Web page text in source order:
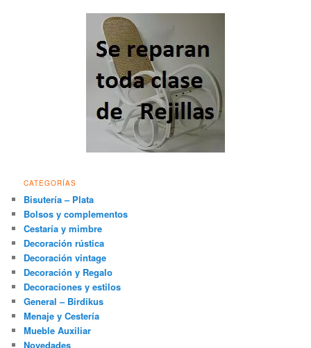
CATEGORÍAS
Bisutería – Plata
Bolsos y complementos
Cestaría y mimbre
Decoración rústica
Decoración vintage
Decoración y Regalo
Decoraciones y estilos
General – Birdikus
Menaje y Cestería
Mueble Auxiliar
Novedades